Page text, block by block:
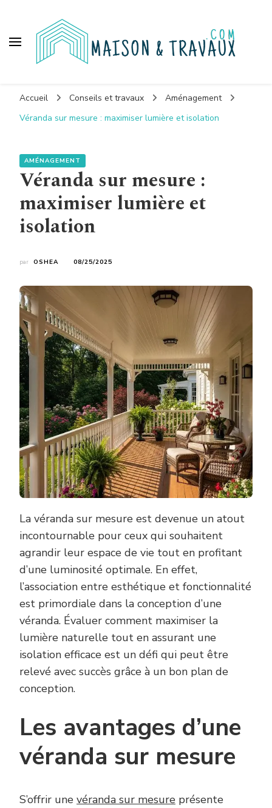
Accueil Conseils et travaux
Aménagement
Véranda sur mesure : maximiser lumière et isolation
AMÉNAGEMENT
Véranda sur mesure :
maximiser lumière et
isolation
par OSHEA 08/25/2025
La véranda sur mesure est devenue un atout
incontournable pour ceux qui souhaitent
agrandir leur espace de vie tout en profitant
d’une luminosité optimale. En effet,
l’association entre esthétique et fonctionnalité
est primordiale dans la conception d’une
véranda. Évaluer comment maximiser la
lumière naturelle tout en assurant une
isolation efficace est un défi qui peut être
relevé avec succès grâce à un bon plan de
conception.
Les avantages d’une
véranda sur mesure
S’offrir une véranda sur mesure présente